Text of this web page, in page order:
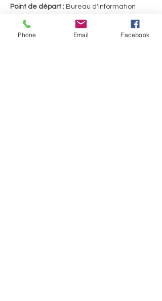
Point de départ : Bureau d'information
Ouest, Sherbrooke)
Merci d'utiliser le stationnement de
Phone Email Facebook